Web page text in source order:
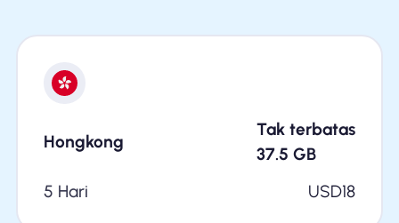
Hongkong
Tak terbatas
37.5 GB
5 Hari
USD18